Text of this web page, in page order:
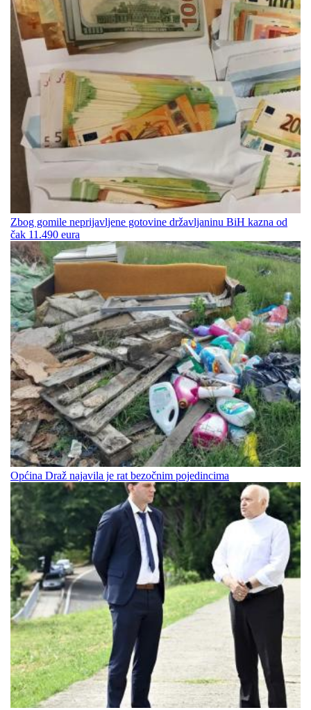
Zbog gomile neprijavljene gotovine državljaninu BiH kazna od
čak 11.490 eura
Općina Draž najavila je rat bezočnim pojedincima